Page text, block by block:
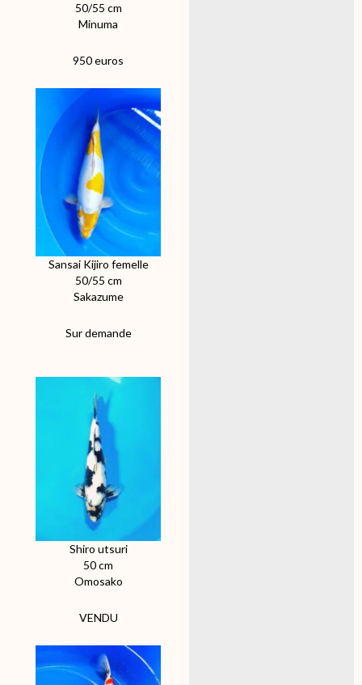
50/55 cm
Minuma
950 euros
Sansai Kijiro femelle
50/55 cm
Sakazume
Sur demande
Shiro utsuri
50 cm
Omosako
VENDU